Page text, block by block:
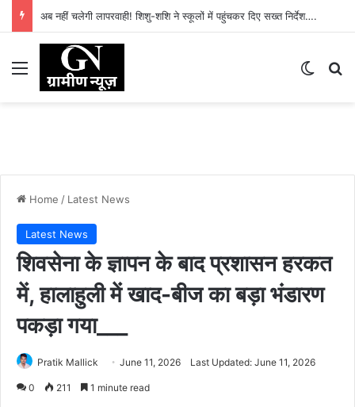
अब नहीं चलेगी लापरवाही! शिशु-शशि ने स्कूलों में पहुंचकर दिए सख्त निर्देश….
Menu
Home / Latest News
Latest News
शिवसेना के ज्ञापन के बाद प्रशासन हरकत
में, हालाहुली में खाद-बीज का बड़ा भंडारण
पकड़ा गया___
Pratik Mallick June 11, 2026 Last Updated: June 11, 2026
0 211 1 minute read